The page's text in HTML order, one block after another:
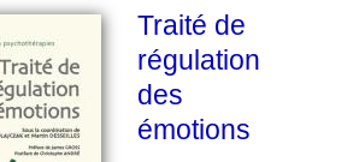
Traité de
régulation
des
émotions